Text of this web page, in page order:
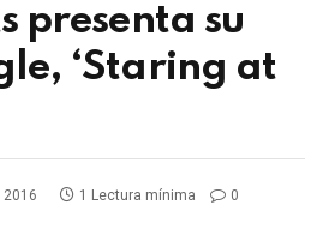
presenta su
‘Staring at
2016 1 Lectura mínima 0